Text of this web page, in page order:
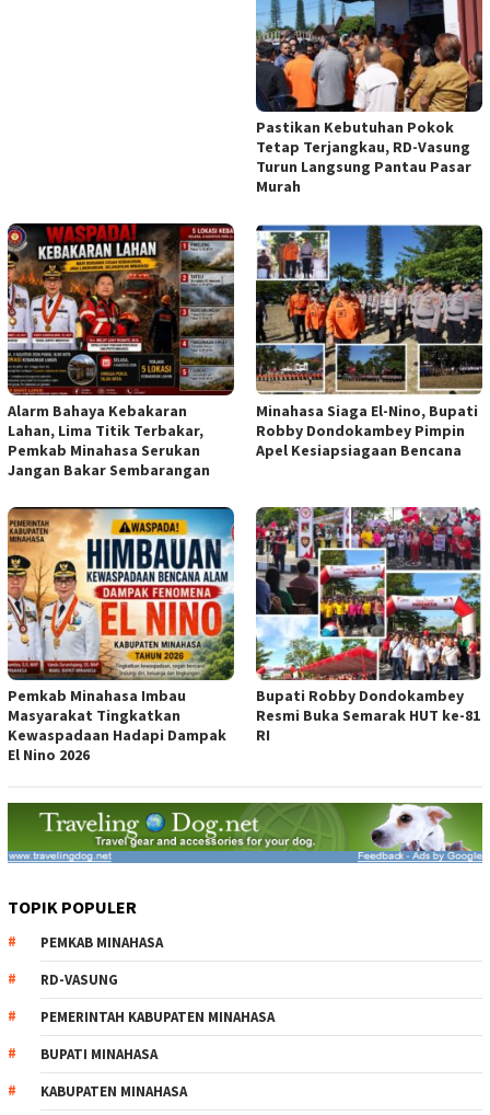
Pastikan Kebutuhan Pokok
Tetap Terjangkau, RD-Vasung
Turun Langsung Pantau Pasar
Murah
Alarm Bahaya Kebakaran
Lahan, Lima Titik Terbakar,
Pemkab Minahasa Serukan
Jangan Bakar Sembarangan
Minahasa Siaga El-Nino, Bupati
Robby Dondokambey Pimpin
Apel Kesiapsiagaan Bencana
Pemkab Minahasa Imbau
Masyarakat Tingkatkan
Kewaspadaan Hadapi Dampak
El Nino 2026
Bupati Robby Dondokambey
Resmi Buka Semarak HUT ke-81
RI
TOPIK POPULER
PEMKAB MINAHASA
RD-VASUNG
PEMERINTAH KABUPATEN MINAHASA
BUPATI MINAHASA
KABUPATEN MINAHASA